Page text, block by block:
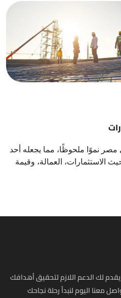
نموًا ملحوظًا، مما يجعله أحد
الاستثمارات، العمالة، وقيمة
لك الدعم اللازم لتحقيق أهدافك
معنا اليوم لنبدأ رحلة نجاحك